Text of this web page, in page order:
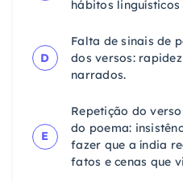
hábitos
D
Falta de sinais de
dos versos:
narrados.
E
Repetição do
do poema:
fazer que a índia
fatos e cenas que